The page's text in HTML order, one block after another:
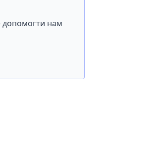
допомогти нам